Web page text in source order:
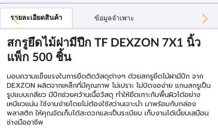
รายละเอียดสินค้า ข้อมูลจำเพาะ
สกรูยึดไม้ฝามีปีก TF DEXZON 7X1 นิ้ว
แพ็ก 500 ชิ้น
มอบความแข็งแรงในการยึดติดวัสดุต่างๆ ด้วยสกรูยึดไม้ฝามีปีก จาก
DEXZON ผลิตจากเหล็กที่มีคุณภาพ ไม่เปราะ ไม่บิดงอง่าย แกนสกรูเป็น
รูปแบบเกลียว มีปีกช่วยคว้านเนื้อวัสดุ ทำให้ยึดเกาะกับพื้นผิวได้อย่าง
เหนียวแน่น ใช้งานง่ายโดยไม่ต้องใช้สว่านเจาะนำ มาพร้อมกับกล่อง
พลาสติก ให้คุณจัดเก็บได้สะดวกและเป็นระเบียบ เก็บงานได้เนี้ยบเสมือน
ช่างมืออาชีพ